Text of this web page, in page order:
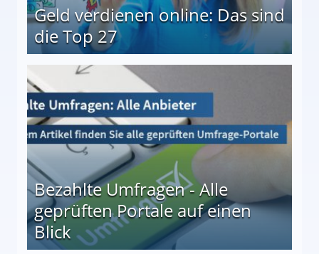
Geld verdienen online: Das sind
die Top 27
Bezahlte Umfragen - Alle
geprüften Portale auf einen
Blick